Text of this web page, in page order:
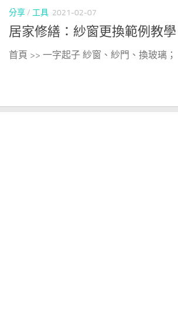
分享/ 工具 2021-02-07
居家修繕：紗窗更換範例教學
首頁 >> 一字起子 紗窗、紗門、換玻璃